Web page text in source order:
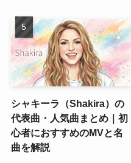
シャキーラ（Shakira）の
代表曲・人気曲まとめ｜初
心者におすすめのMVと名
曲を解説